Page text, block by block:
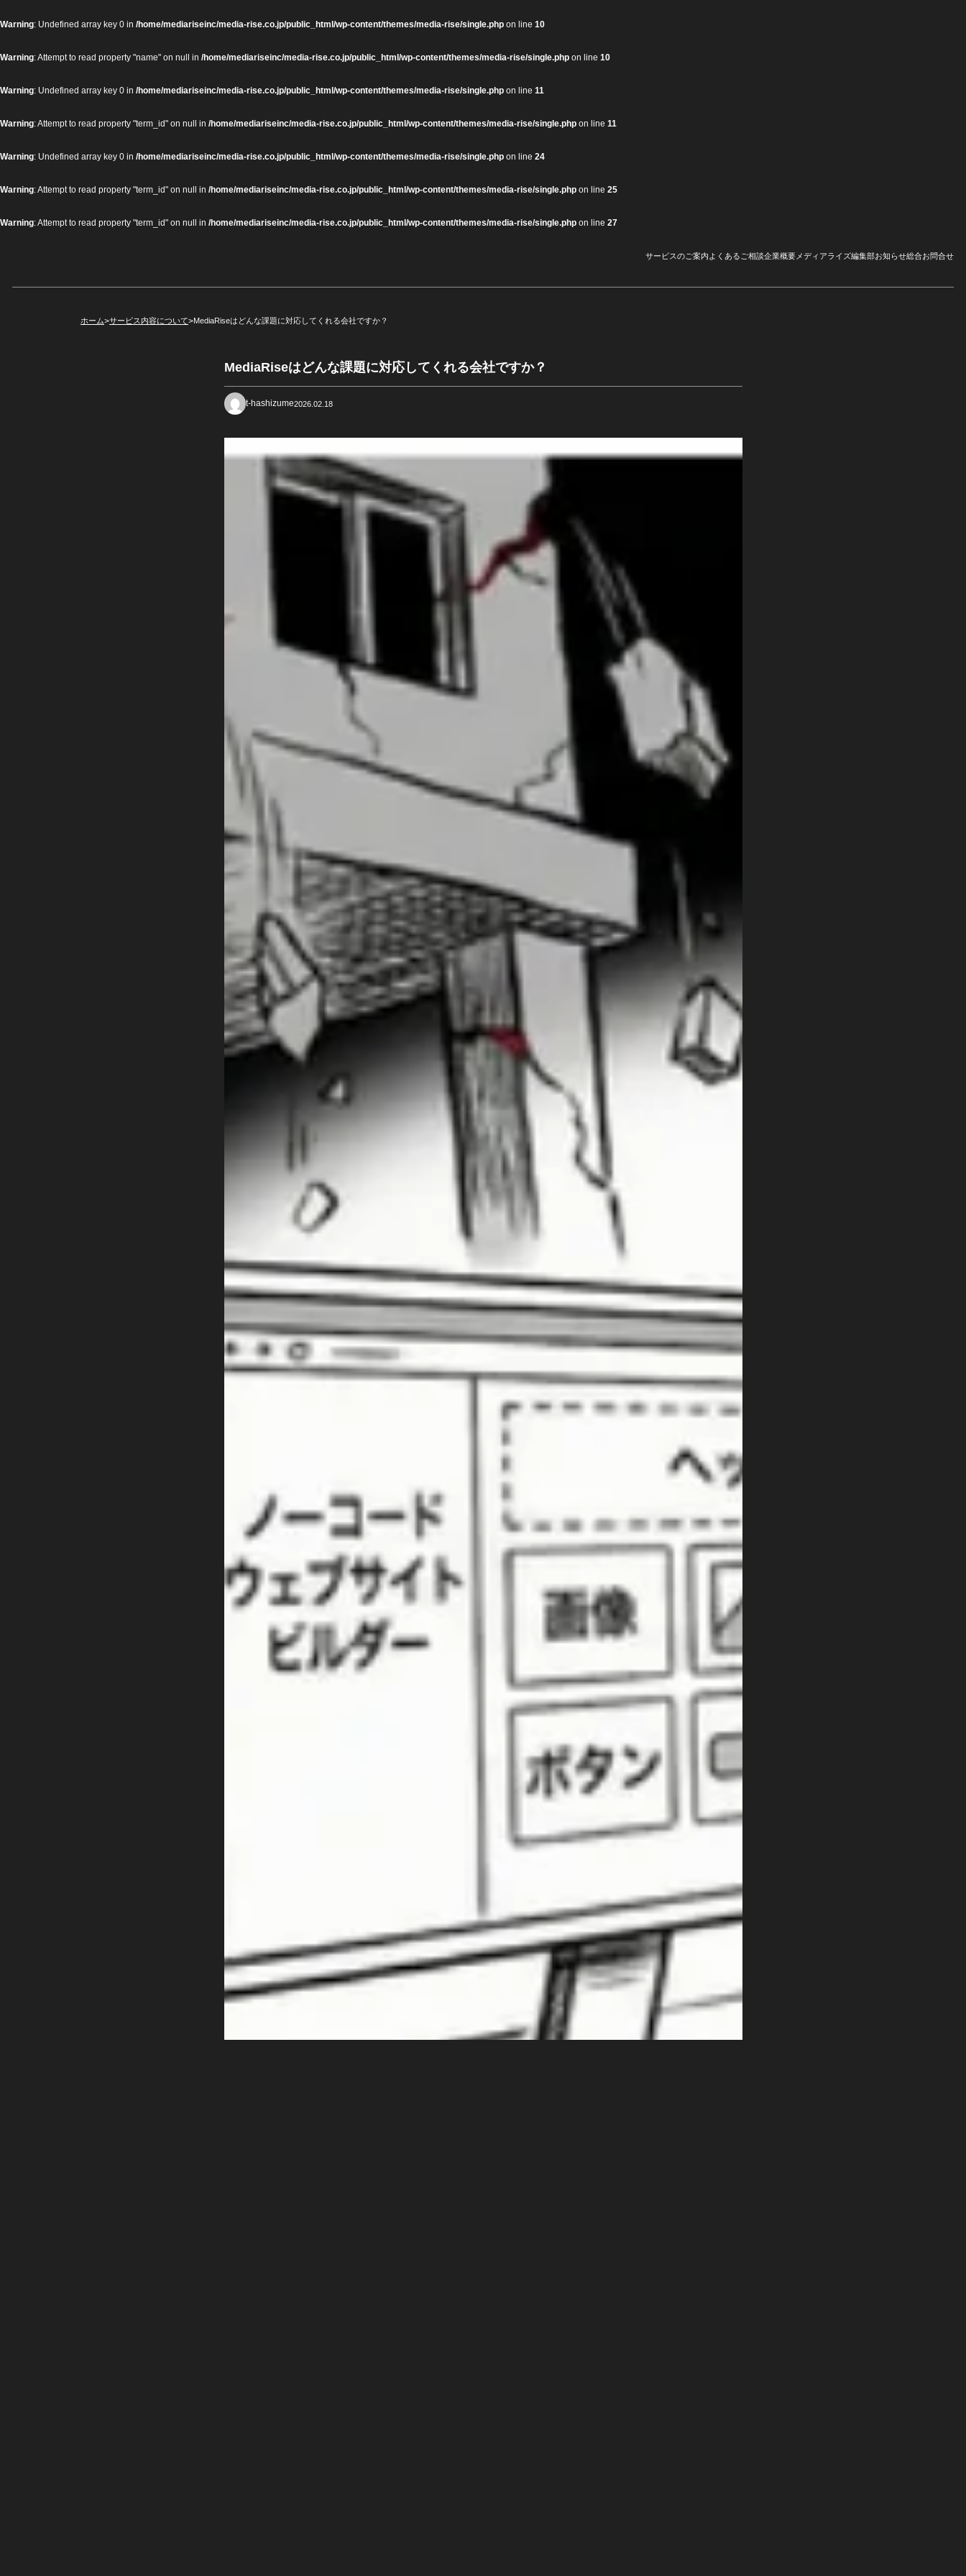
Warning: Undefined array key 0 in /home/mediariseinc/media-rise.co.jp/public_html/wp-content/themes/media-rise/single.php on line 10
Warning: Attempt to read property "name" on null in /home/mediariseinc/media-rise.co.jp/public_html/wp-content/themes/media-rise/single.php on line 10
Warning: Undefined array key 0 in /home/mediariseinc/media-rise.co.jp/public_html/wp-content/themes/media-rise/single.php on line 11
Warning: Attempt to read property "term_id" on null in /home/mediariseinc/media-rise.co.jp/public_html/wp-content/themes/media-rise/single.php on line 11
Warning: Undefined array key 0 in /home/mediariseinc/media-rise.co.jp/public_html/wp-content/themes/media-rise/single.php on line 24
Warning: Attempt to read property "term_id" on null in /home/mediariseinc/media-rise.co.jp/public_html/wp-content/themes/media-rise/single.php on line 25
Warning: Attempt to read property "term_id" on null in /home/mediariseinc/media-rise.co.jp/public_html/wp-content/themes/media-rise/single.php on line 27
サービスのご案内 よくあるご相談企業概要 メディアライズ編集部お知らせ総合お問合せ
ホーム>サービス内容について>MediaRiseはどんな課題に対応してくれる会社ですか？
MediaRiseはどんな課題に対応してくれる会社ですか？
t-hashizume2026.02.18